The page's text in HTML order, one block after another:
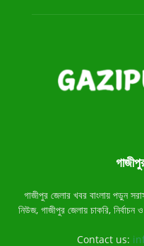
গাজীপুর জেলার খবর বাংলায় পড়ুন
নিউজ, গাজীপুর জেলায় চাকরি,
Contact us: